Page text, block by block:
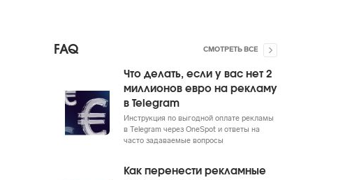
FAQ СМОТРЕТЬ ВСЕ
Что делать, если у вас нет 2
миллионов евро на рекламу
в Telegram
Инструкция по выгодной оплате рекламы
в Telegram через OneSpot и ответы на
часто задаваемые вопросы
Как перенести рекламные